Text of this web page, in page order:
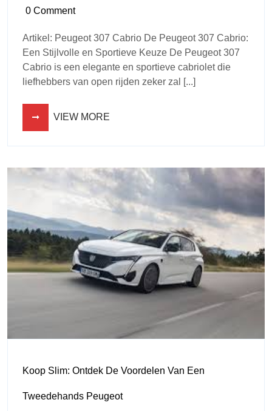
0 Comment
Artikel: Peugeot 307 Cabrio De Peugeot 307 Cabrio:
Een Stijlvolle en Sportieve Keuze De Peugeot 307
Cabrio is een elegante en sportieve cabriolet die
liefhebbers van open rijden zeker zal [...]
VIEW MORE
Koop Slim: Ontdek De Voordelen Van Een
Tweedehands Peugeot